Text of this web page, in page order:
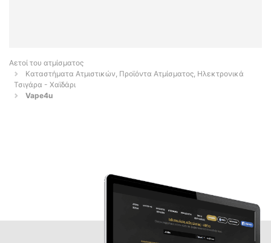
Αετοί του ατμίσματος
Καταστήματα Ατμιστικών, Προϊόντα Ατμίσματος, Ηλεκτρονικά
Τσιγάρα - Χαϊδάρι
Vape4u